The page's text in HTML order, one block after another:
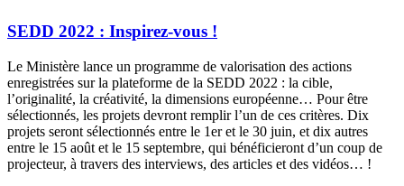
SEDD 2022 : Inspirez-vous !
Le Ministère lance un programme de valorisation des actions
enregistrées sur la plateforme de la SEDD 2022 : la cible,
l’originalité, la créativité, la dimensions européenne… Pour être
sélectionnés, les projets devront remplir l’un de ces critères. Dix
projets seront sélectionnés entre le 1er et le 30 juin, et dix autres
entre le 15 août et le 15 septembre, qui bénéficieront d’un coup de
projecteur, à travers des interviews, des articles et des vidéos… !